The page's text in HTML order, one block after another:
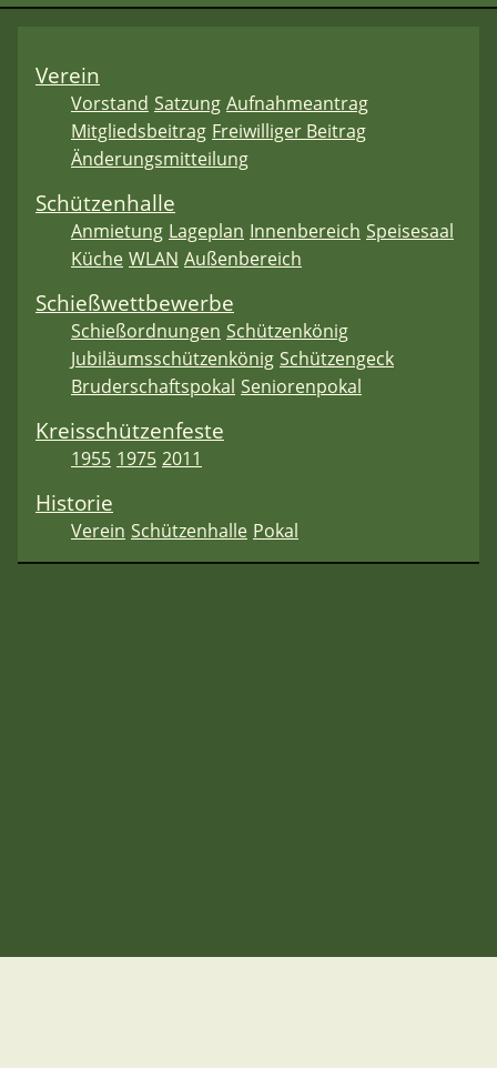
Verein
Vorstand Satzung Aufnahmeantrag
Mitgliedsbeitrag Freiwilliger Beitrag
Änderungsmitteilung
Schützenhalle
Anmietung Lageplan Innenbereich Speisesaal
Küche WLAN Außenbereich
Schießwettbewerbe
Schießordnungen Schützenkönig
Jubiläumsschützenkönig Schützengeck
Bruderschaftspokal Seniorenpokal
Kreisschützenfeste
1955 1975 2011
Historie
Verein Schützenhalle Pokal